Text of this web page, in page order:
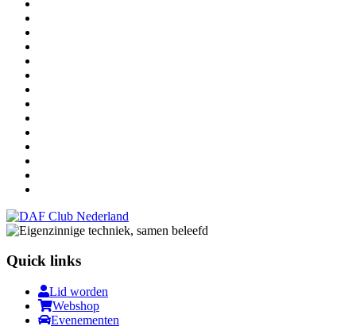
Quick links
Lid worden
Webshop
Evenementen